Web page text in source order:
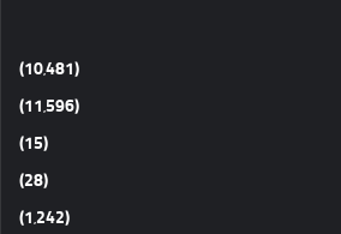
(10٬481)
(11٬596)
(15)
(28)
(1٬242)